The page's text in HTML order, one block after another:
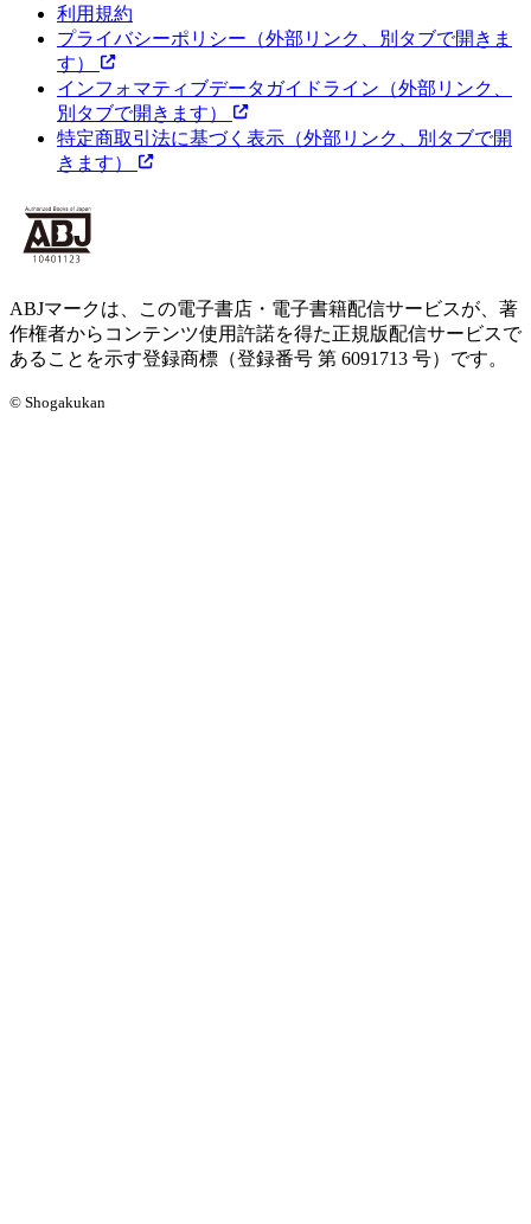
利用規約
プライバシーポリシー （外部リンク、別タブで開きま
す）
インフォマティブデータガイドライン （外部リンク、
別タブで開きます）
特定商取引法に基づく表示 （外部リンク、別タブで開
きます）
ABJマークは、この電子書店・電子書籍配信サービスが、著
作権者からコンテンツ使用許諾を得た正規版配信サービスで
あることを示す登録商標（登録番号 第 6091713 号）です。
© Shogakukan